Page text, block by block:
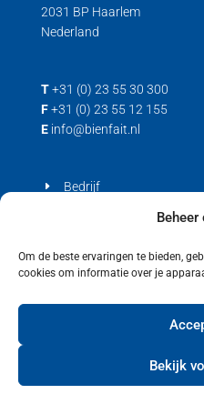
Om de beste ervaringen te bieden,
cookies om informatie over je
Bekijk
2031 BP Haarlem
Nederland
T +31 (0) 23 55 30 300
F +31 (0) 23 55 12 155
E info@bienfait.nl
Bedrijf
Cookiebeleid (EU)